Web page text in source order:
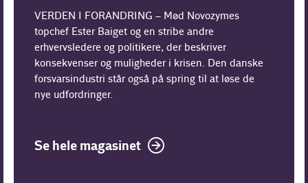
VERDEN I FORANDRING – Mød Novozymes
topchef Ester Baiget og en stribe andre
erhvervsledere og politikere, der beskriver
konsekvenser og muligheder i krisen. Den danske
forsvarsindustri står også på spring til at løse de
nye udfordringer.
Se hele magasinet